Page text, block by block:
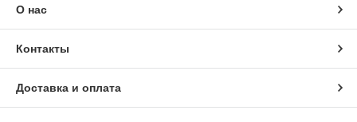
О нас
Контакты
Доставка и оплата